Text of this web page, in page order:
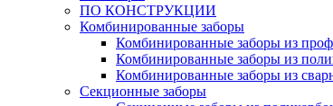
ПО КОНСТРУКЦИИ
Комбинированные заборы
Комбинированные заборы из
Комбинированные заборы из
Комбинированные заборы из
Секционные заборы